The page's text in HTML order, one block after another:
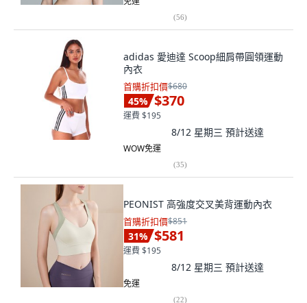
(56)
adidas 愛迪達 Scoop細肩帶圓領運動
內衣
首購折扣價$680
45% $370
運費 $195
8/12 星期三 預計送達
WOW免運
(35)
PEONIST 高強度交叉美背運動內衣
首購折扣價$851
31% $581
運費 $195
8/12 星期三 預計送達
免運
(22)